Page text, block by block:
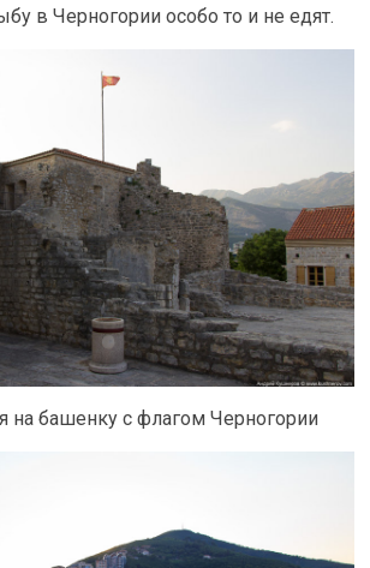
в Черногории особо то и не едят.
на башенку с флагом Черногории